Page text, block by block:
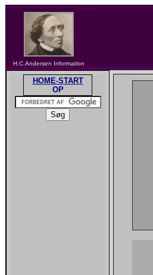
H.C.Andersen Information
HOME-START
OP